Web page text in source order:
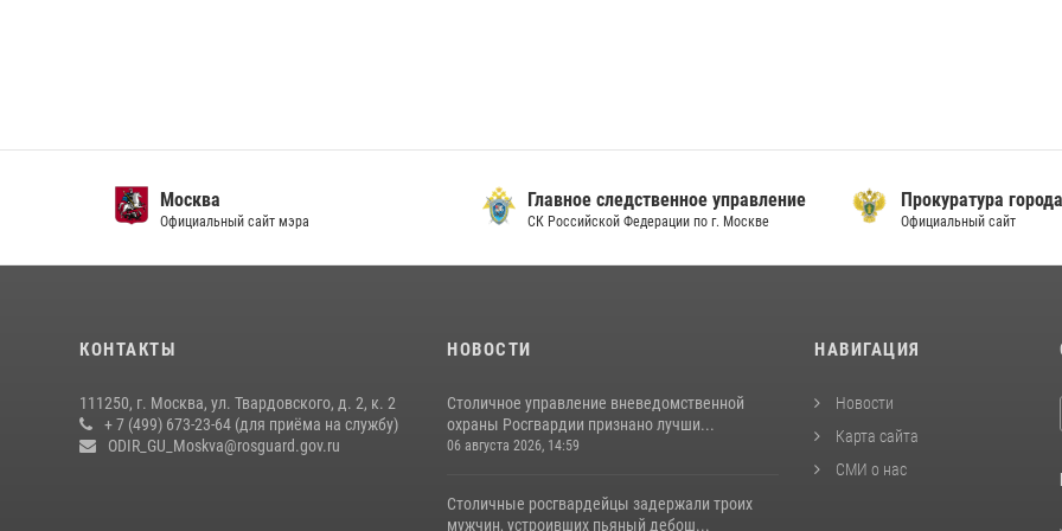
Москва
Официальный сайт мэра
Главное следственное управление
СК Российской Федерации по г. Москве
Прокуратура города
Официальный сайт
КОНТАКТЫ
111250, г. Москва, ул. Твардовского, д. 2, к. 2
+ 7 (499) 673-23-64 (для приёма на службу)
ODIR_GU_Moskva@rosguard.gov.ru
НОВОСТИ
Столичное управление вневедомственной
охраны Росгвардии признано лучши...
06 августа 2026, 14:59
Столичные росгвардейцы задержали троих
мужчин, устроивших пьяный дебош...
НАВИГАЦИЯ
Новости
Карта сайта
СМИ о нас